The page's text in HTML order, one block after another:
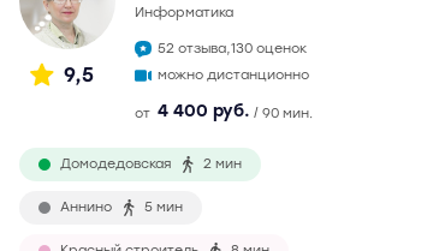
9,5
информатика
52 отзыва,130 оценок
можно дистанционно
от 4 400 руб. / 90 мин.
Домодедовская 2 мин
Аннино 5 мин